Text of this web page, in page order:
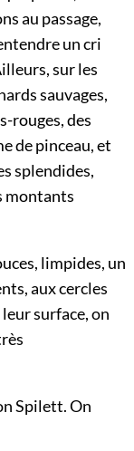
au passage,
un cri
sur les
sauvages,
rouges, des
de pinceau, et
splendides,
montants
limpides, un
aux cercles
surface, on
Spilett. On